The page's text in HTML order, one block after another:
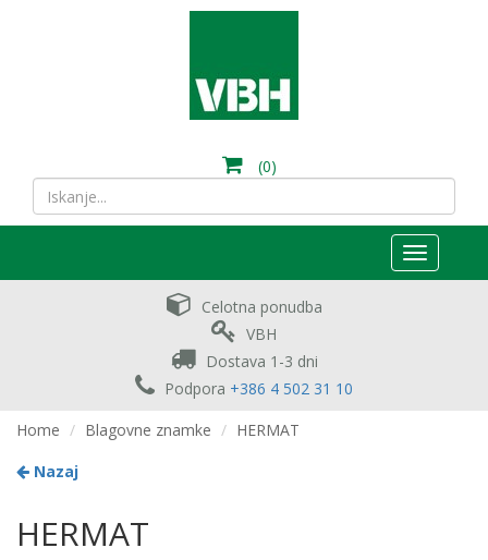
(0)
Toggle
navigation
Celotna ponudba
VBH
Dostava 1-3 dni
Podpora +386 4 502 31 10
Home
Blagovne znamke
HERMAT
Nazaj
HERMAT